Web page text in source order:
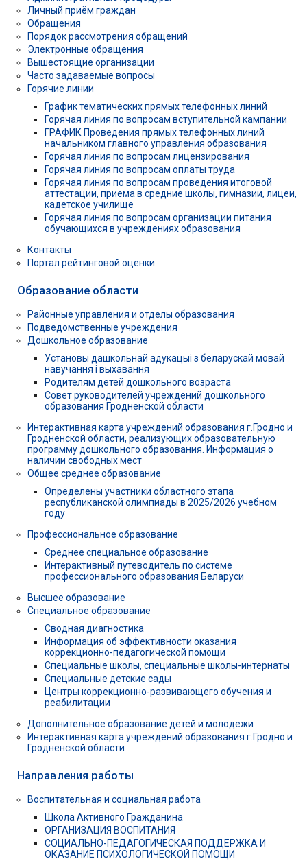
Личный приём граждан
Обращения
Порядок рассмотрения обращений
Электронные обращения
Вышестоящие организации
Часто задаваемые вопросы
Горячие линии
График тематических прямых телефонных линий
Горячая линия по вопросам вступительной кампании
ГРАФИК Проведения прямых телефонных линий
начальником главного управления образования
Горячая линия по вопросам лицензирования
Горячая линия по вопросам оплаты труда
Горячая линия по вопросам проведения итоговой
аттестации, приема в средние школы, гимназии, лицеи,
кадетское училище
Горячая линия по вопросам организации питания
обучающихся в учреждениях образования
Контакты
Портал рейтинговой оценки
Образование области
Районные управления и отделы образования
Подведомственные учреждения
Дошкольное образование
Установы дашкольнай адукацыі з беларускай мовай
навучання і выхавання
Родителям детей дошкольного возраста
Совет руководителей учреждений дошкольного
образования Гродненской области
Интерактивная карта учреждений образования г.Гродно и
Гродненской области, реализующих образовательную
программу дошкольного образования. Информация о
наличии свободных мест
Общее среднее образование
Определены участники областного этапа
республиканской олимпиады в 2025/2026 учебном
году
Профессиональное образование
Среднее специальное образование
Интерактивный путеводитель по системе
профессионального образования Беларуси
Высшее образование
Специальное образование
Сводная диагностика
Информация об эффективности оказания
коррекционно-педагогической помощи
Специальные школы, специальные школы-интернаты
Специальные детские сады
Центры коррекционно-развивающего обучения и
реабилитации
Дополнительное образование детей и молодежи
Интерактивная карта учреждений образования г.Гродно и
Гродненской области
Направления работы
Воспитательная и социальная работа
Школа Активного Гражданина
ОРГАНИЗАЦИЯ ВОСПИТАНИЯ
СОЦИАЛЬНО-ПЕДАГОГИЧЕСКАЯ ПОДДЕРЖКА И
ОКАЗАНИЕ ПСИХОЛОГИЧЕСКОЙ ПОМОЩИ